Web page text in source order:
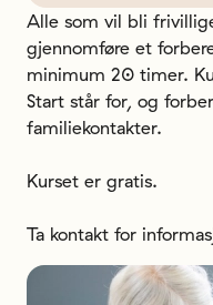
Alle som vil bli
gjennomføre et
minimum 20 timer.
Start står for, og
familiekontakter.
Kurset er gratis.
Ta kontakt for